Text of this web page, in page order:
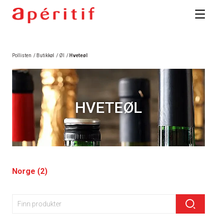
Pollisten / Butikkøl / Øl / Hveteøl
HVETEØL
Norge (2)